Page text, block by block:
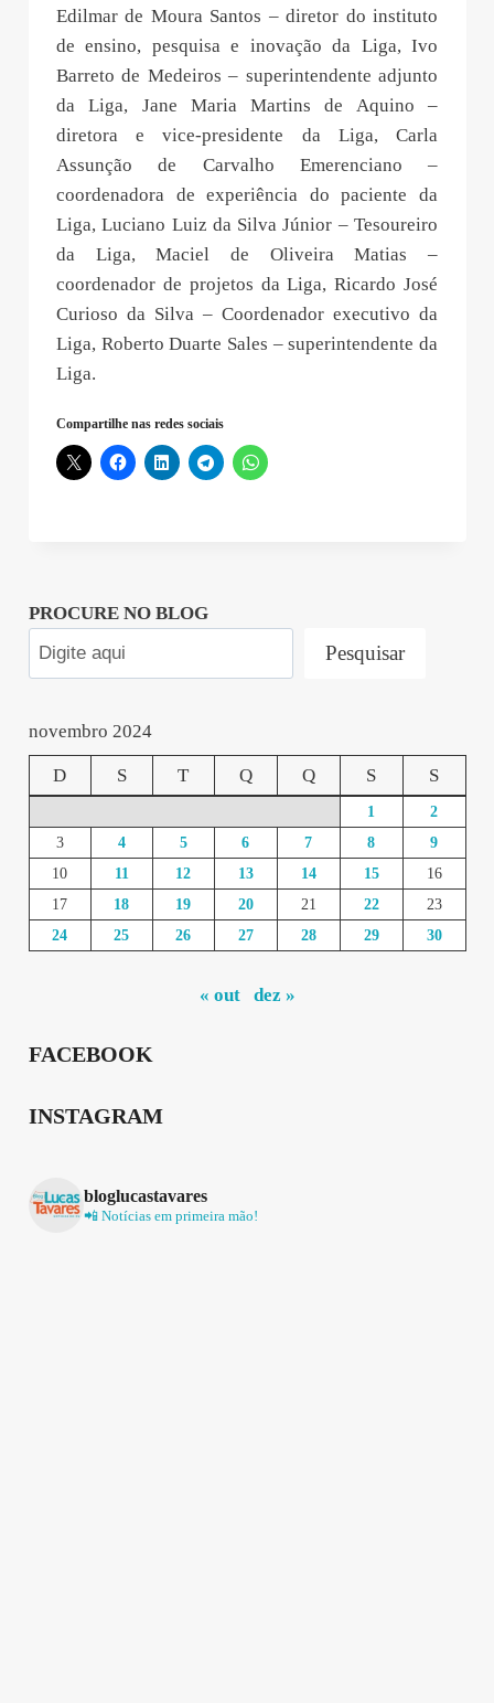
Edilmar de Moura Santos – diretor do instituto
de ensino, pesquisa e inovação da Liga, Ivo
Barreto de Medeiros – superintendente adjunto
da Liga, Jane Maria Martins de Aquino –
diretora e vice-presidente da Liga, Carla
Assunção de Carvalho Emerenciano –
coordenadora de experiência do paciente da
Liga, Luciano Luiz da Silva Júnior – Tesoureiro
da Liga, Maciel de Oliveira Matias –
coordenador de projetos da Liga, Ricardo José
Curioso da Silva – Coordenador executivo da
Liga, Roberto Duarte Sales – superintendente da
Liga.
Compartilhe nas redes sociais
PROCURE NO BLOG
Pesquisar
novembro 2024
D S T Q Q S S
1
2
3
4 5 6 7 8
9
10
11 12 13 14 15
16
17
18 19 20 21 22
23
24
25 26 27 28 29 30
« out dez »
FACEBOOK
INSTAGRAM
bloglucastavares
📲 Notícias em primeira mão!